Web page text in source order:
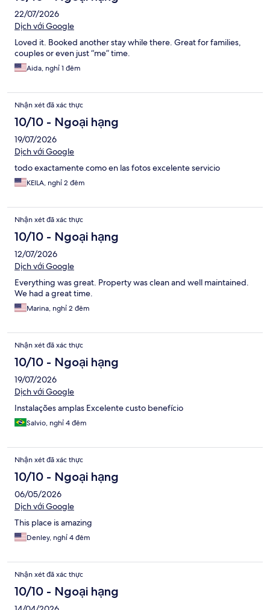
22/07/2026
Dịch với Google
Loved it. Booked another stay while there. Great for families,
couples or even just “me” time.
Aida, nghỉ 1 đêm
Nhận xét đã xác thực
10/10 - Ngoại hạng
19/07/2026
Dịch với Google
todo exactamente como en las fotos excelente servicio
KEILA, nghỉ 2 đêm
Nhận xét đã xác thực
10/10 - Ngoại hạng
12/07/2026
Dịch với Google
Everything was great. Property was clean and well maintained.
We had a great time.
Marina, nghỉ 2 đêm
Nhận xét đã xác thực
10/10 - Ngoại hạng
19/07/2026
Dịch với Google
Instalações amplas Excelente custo benefício
Salvio, nghỉ 4 đêm
Nhận xét đã xác thực
10/10 - Ngoại hạng
06/05/2026
Dịch với Google
This place is amazing
Denley, nghỉ 4 đêm
Nhận xét đã xác thực
10/10 - Ngoại hạng